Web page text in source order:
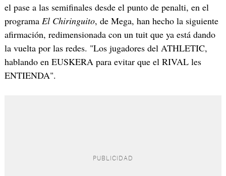
el pase a las semifinales desde el punto de penalti, en el
programa El Chiringuito, de Mega, han hecho la siguiente
afirmación, redimensionada con un tuit que ya está dando
la vuelta por las redes. "Los jugadores del ATHLETIC,
hablando en EUSKERA para evitar que el RIVAL les
ENTIENDA".